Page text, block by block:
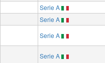
Serie A
Serie A
Serie A
Serie A